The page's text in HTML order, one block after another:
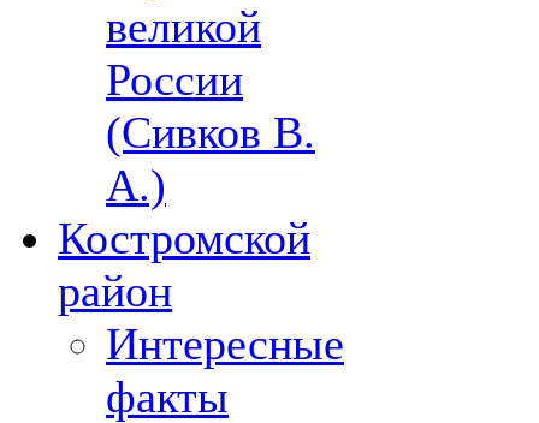
великой
России
(Сивков В.
А.)
Костромской
район
Интересные
факты